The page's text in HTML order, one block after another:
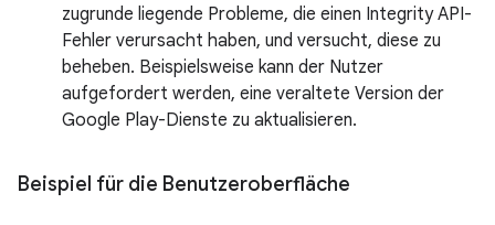
zugrunde liegende Probleme, die einen Integrity API-
Fehler verursacht haben, und versucht, diese zu
beheben. Beispielsweise kann der Nutzer
aufgefordert werden, eine veraltete Version der
Google Play-Dienste zu aktualisieren.
Beispiel für die Benutzeroberfläche